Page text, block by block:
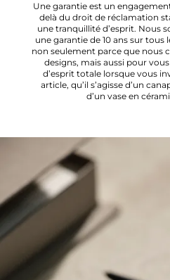
Une garantie est un
delà du droit de réclamation
une tranquillité d’esprit. Nous
une garantie de 10 ans sur tous
non seulement parce que nous
designs, mais aussi pour
d’esprit totale lorsque vous
article, qu’il s’agisse d’un
d’un vase en